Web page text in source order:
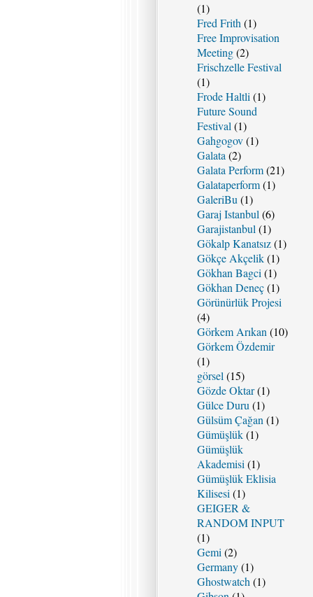
(1)
Fred Frith (1)
Free Improvisation
Meeting(2)
Frischzelle Festival
(1)
Frode Haltli (1)
Future Sound
Festival (1)
Gahgogov(1)
Galata (2)
Galata Perform(21)
Galataperform(1)
GaleriBu (1)
Garaj Istanbul (6)
Garajistanbul (1)
Gökalp Kanatsız(1)
Gökçe Akçelik(1)
Gökhan Bagci (1)
Gökhan Deneç(1)
Görünürlük Projesi
(4)
Görkem Arıkan (10)
Görkem Özdemir
(1)
görsel (15)
Gözde Oktar(1)
Gülce Duru (1)
Gülsüm Çağan (1)
Gümüşlük(1)
Gümüşlük
Akademisi (1)
Gümüşlük Eklisia
Kilisesi (1)
GEIGER &
RANDOM INPUT
(1)
Gemi (2)
Germany(1)
Ghostwatch (1)